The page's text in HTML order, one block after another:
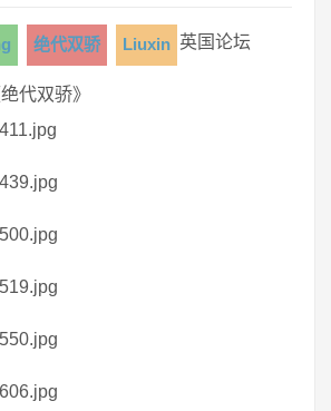
绝代双骄 Liuxin 英国论坛
代双骄》